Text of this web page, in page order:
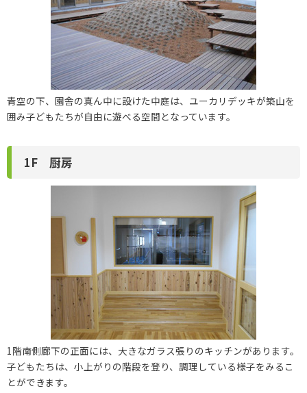
青空の下、園舎の真ん中に設けた中庭は、ユーカリデッキが築山を
囲み子どもたちが自由に遊べる空間となっています。
1F 厨房
1階南側廊下の正面には、大きなガラス張りのキッチンがあります。
子どもたちは、小上がりの階段を登り、調理している様子をみるこ
とができます。